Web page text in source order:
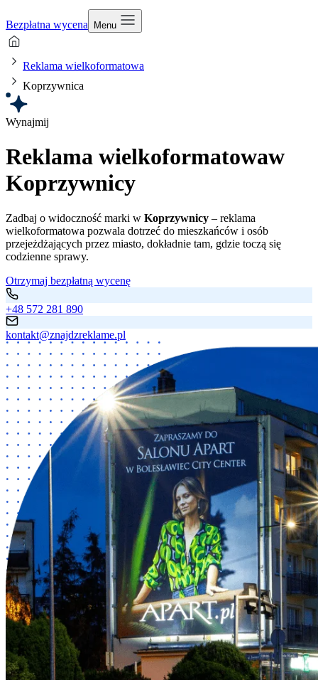
Bezpłatna wycena Menu
Reklama wielkoformatowa
Koprzywnica
Wynajmij
Reklama wielkoformatowaw
Koprzywnicy
Zadbaj o widoczność marki w Koprzywnicy – reklama
wielkoformatowa pozwala dotrzeć do mieszkańców i osób
przejeżdżających przez miasto, dokładnie tam, gdzie toczą się
codzienne sprawy.
Otrzymaj bezpłatną wycenę
+48 572 281 890
kontakt@znajdzreklame.pl